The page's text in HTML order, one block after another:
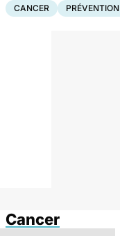
CANCER PRÉVENTION
Cancer